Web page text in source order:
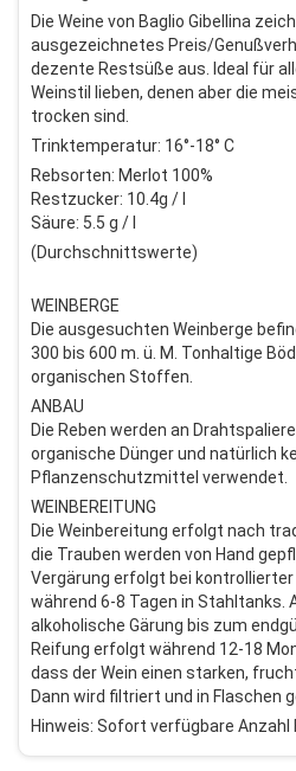
Die Weine von Baglio Gibellina
ausgezeichnetes Preis/
dezente Restsüße aus. Ideal für
Weinstil lieben, denen aber die
trocken sind.
Trinktemperatur: 16°-18° C
Rebsorten: Merlot 100%
Restzucker: 10.4g / l
Säure: 5.5 g / l
(Durchschnittswerte)
WEINBERGE
Die ausgesuchten Weinberge
300 bis 600 m. ü. M. Tonhaltige
organischen Stoffen.
ANBAU
Die Reben werden an
organische Dünger und natürlich
Pflanzenschutzmittel verwendet.
WEINBEREITUNG
Die Weinbereitung erfolgt nach
die Trauben werden von Hand
Vergärung erfolgt bei kontrollierter
während 6-8 Tagen in Stahltanks.
alkoholische Gärung bis zum
Reifung erfolgt während 12-18
dass der Wein einen starken,
Dann wird filtriert und in Flaschen
Hinweis: Sofort verfügbare Anzahl